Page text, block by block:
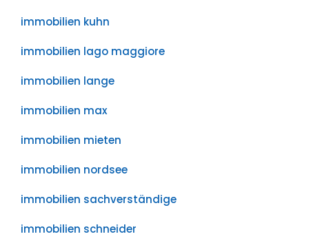
immobilien kuhn
immobilien lago maggiore
immobilien lange
immobilien max
immobilien mieten
immobilien nordsee
immobilien sachverständige
immobilien schneider